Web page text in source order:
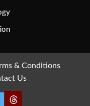
& Conditions
Us